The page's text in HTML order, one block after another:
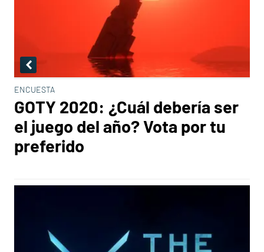
ENCUESTA
GOTY 2020: ¿Cuál debería ser
el juego del año? Vota por tu
preferido